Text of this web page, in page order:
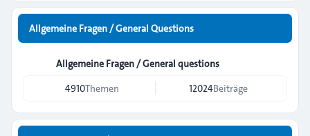
Allgemeine Fragen / General Questions
Allgemeine Fragen / General questions
4910Themen 12024Beiträge